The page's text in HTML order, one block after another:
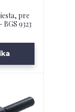
pre
9323